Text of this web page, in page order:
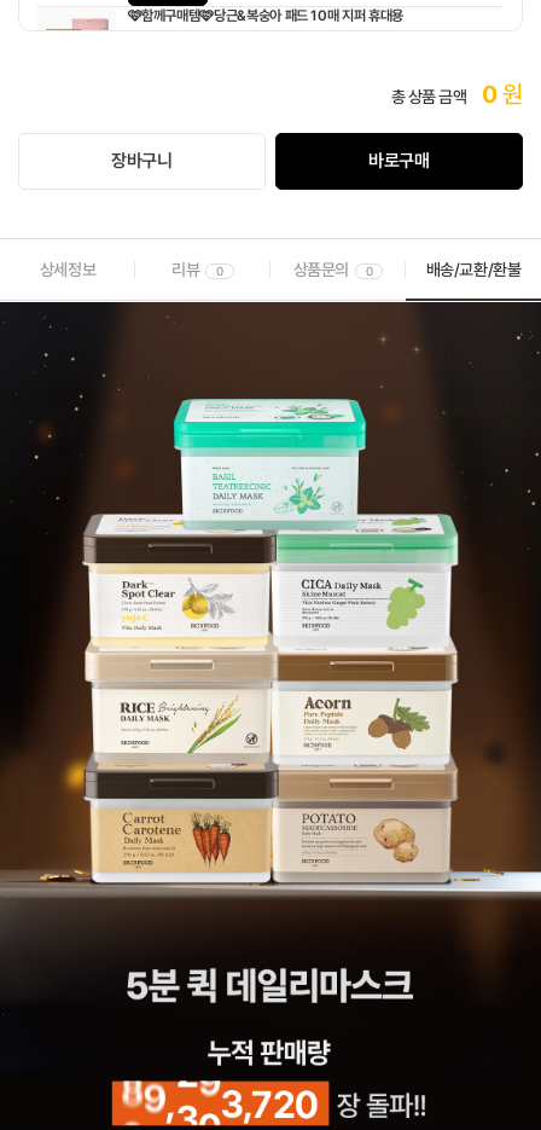
🩷함께구매템🩷당근&복숭아 패드 10매 지퍼 휴대용
총 상품 금액 0원
장바구니 바로구매
상세정보 리뷰 0 상품문의 0 배송/교환/환불